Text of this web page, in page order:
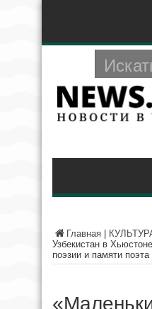
Главная
Узбекистан в
поэзии и памяти